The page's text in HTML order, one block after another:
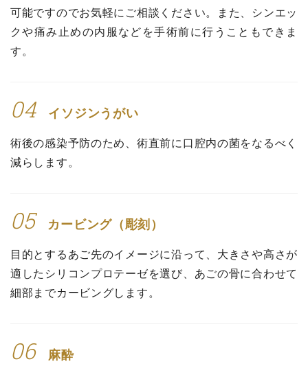
可能ですのでお気軽にご相談ください。また、シンエッ
クや痛み止めの内服などを手術前に行うこともできま
す。
04 イソジンうがい
術後の感染予防のため、術直前に口腔内の菌をなるべく
減らします。
05 カービング（彫刻）
目的とするあご先のイメージに沿って、大きさや高さが
適したシリコンプロテーゼを選び、あごの骨に合わせて
細部までカービングします。
06 麻酔